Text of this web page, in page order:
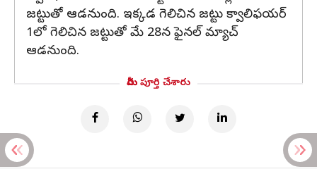
జట్టుతో ఆడనుంది. ఇక్కడ గెలిచిన జట్టు క్వాలిఫయర్
1లో గెలిచిన జట్టుతో మే 28న ఫైనల్ మ్యాచ్
ఆడనుంది.
మీరు పూర్తి చేశారు